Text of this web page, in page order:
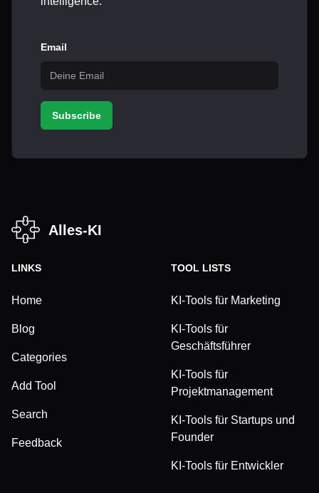
Email
Subscribe
Alles-KI
LINKS
Home
Blog
Categories
Add Tool
Search
Feedback
TOOL LISTS
KI-Tools für Marketing
KI-Tools für
Geschäftsführer
KI-Tools für
Projektmanagement
KI-Tools für Startups und
Founder
KI-Tools für Entwickler